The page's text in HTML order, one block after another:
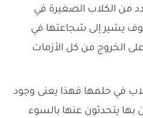
من الكلاب الصغيرة في
يشير إلى شجاعتها في
الخروج من كل الأزمات
في حلمها فهذا يعنى وجود
يتحدثون عنها بالسوء